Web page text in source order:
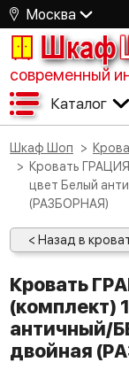
Москва
Шкаф
современный
Каталог
Шкаф Шоп
Кровать ГРАЦИЯ-5 (РАЗБОРНАЯ) (комплект) 1600х2000,
цвет Белый
(РАЗБОРНАЯ)
< Назад в
Кровать ГРАЦИЯ-5 (РАЗБОРНАЯ)
(комплект)
античный/
двойная